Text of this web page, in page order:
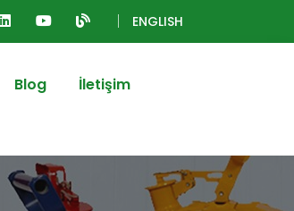
ENGLISH
Blog İletişim